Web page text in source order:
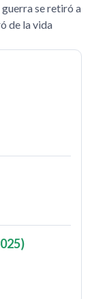
se retiró a
de la vida